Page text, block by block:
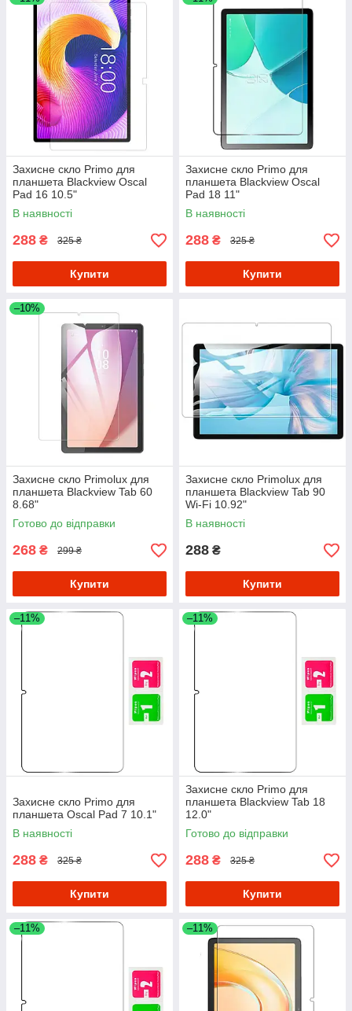
Захисне скло Primo для
планшета Blackview Oscal
Pad 16 10.5"
В наявності
288 ₴ 325 ₴
Купити
Захисне скло Primo для
планшета Blackview Oscal
Pad 18 11"
В наявності
288 ₴ 325 ₴
Купити
–10%
Захисне скло Primolux для
планшета Blackview Tab 60
8.68"
Готово до відправки
268 ₴ 299 ₴
Купити
Захисне скло Primolux для
планшета Blackview Tab 90
Wi-Fi 10.92"
В наявності
288 ₴
Купити
–11%
Захисне скло Primo для
планшета Oscal Pad 7 10.1"
В наявності
288 ₴ 325 ₴
Купити
–11%
Захисне скло Primo для
планшета Blackview Tab 18
12.0"
Готово до відправки
288 ₴ 325 ₴
Купити
–11% –11%